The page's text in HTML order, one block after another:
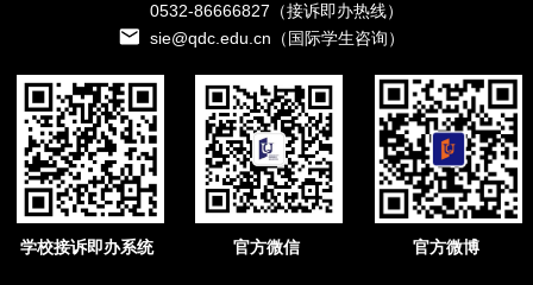
0532-86666827（接诉即办热线）
sie@qdc.edu.cn（国际学生咨询）
学校接诉即办系统 官方微信 官方微博